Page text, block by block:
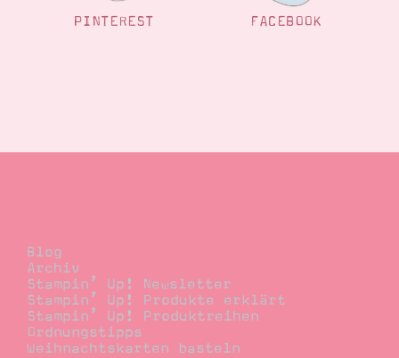
PINTEREST FACEBOOK
Blog
Archiv
Stampin’ Up! Newsletter
Stampin’ Up! Produkte erklärt
Stampin’ Up! Produktreihen
Ordnungstipps
Weihnachtskarten basteln